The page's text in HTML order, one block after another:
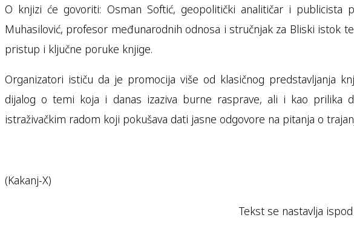
O knjizi će govoriti: Osman Softić, geopolitički analitičar i publicista
Muhasilović, profesor međunarodnih odnosa i stručnjak za Bliski istok
pristup i ključne poruke knjige.
Organizatori ističu da je promocija više od klasičnog predstavljanja
dijalog o temi koja i danas izaziva burne rasprave, ali i kao prilika
istraživačkim radom koji pokušava dati jasne odgovore na pitanja o
(Kakanj-X)
Tekst se nastavlja